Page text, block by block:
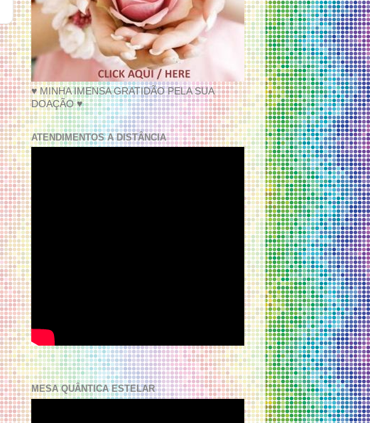
♥ MINHA IMENSA GRATIDÃO PELA SUA
DOAÇÃO ♥
ATENDIMENTOS A DISTÂNCIA
MESA QUÂNTICA ESTELAR